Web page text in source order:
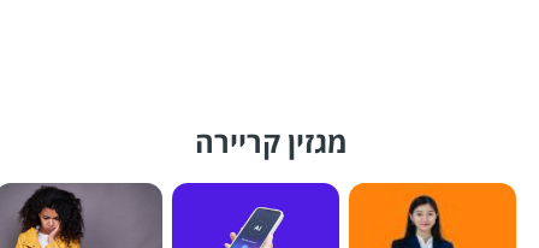
מגזין קריירה